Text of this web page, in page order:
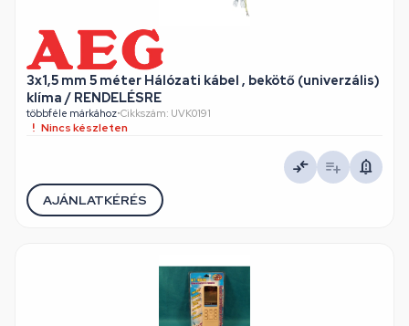
3x1,5 mm 5 méter Hálózati kábel , bekötő (univerzális)
klíma / RENDELÉSRE
többféle márkához•Cikkszám: UVK0191
Nincs készleten
AJÁNLATKÉRÉS